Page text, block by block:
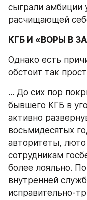
сыграли амбиции
расчищающей
КГБ И «ВОРЫ В
Однако есть
обстоит так
... До сих пор
бывшего КГБ в
активно
восьмидесятых
авторитеты,
сотрудникам
более лояльно.
внутренней
исправительно-